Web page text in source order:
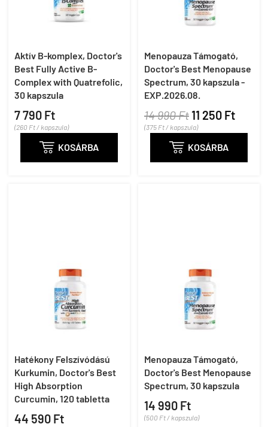
Aktív B-komplex, Doctor's
Best Fully Active B-
Complex with Quatrefolic,
30 kapszula
7 790 Ft
(260 Ft / kapszula)
 KOSÁRBA
Menopauza Támogató,
Doctor's Best Menopause
Spectrum, 30 kapszula -
EXP.2026.08.
14 990 Ft 11 250 Ft
(375 Ft / kapszula)
 KOSÁRBA
Hatékony Felszívódású
Kurkumin, Doctor's Best
High Absorption
Curcumin, 120 tabletta
44 590 Ft
Menopauza Támogató,
Doctor's Best Menopause
Spectrum, 30 kapszula
14 990 Ft
(500 Ft / kapszula)